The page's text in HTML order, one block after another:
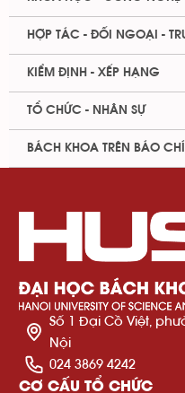
HỢP TÁC - ĐỐI NGOẠI -
KIỂM ĐỊNH - XẾP HẠNG
TỔ CHỨC - NHÂN SỰ
BÁCH KHOA TRÊN BÁO CHÍ
Số 1 Đại Cồ Việt,
Nội
024 3869 4242
CƠ CẤU TỔ CHỨC